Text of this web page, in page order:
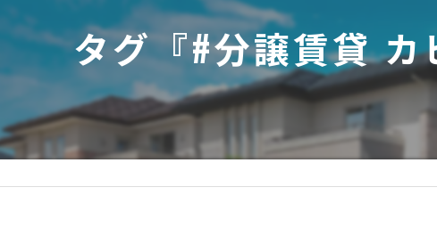
お客様の声
タグ『#分譲賃貸